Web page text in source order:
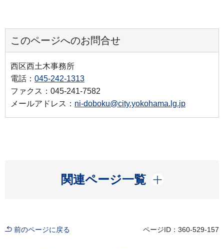
このページへのお問合せ
西区西土木事務所
電話： 045-242-1313
ファクス：045-241-7582
メールアドレス： ni-doboku@city.yokohama.lg.jp
関連ページ一覧
開く
前のページに戻る ページID：360-529-157